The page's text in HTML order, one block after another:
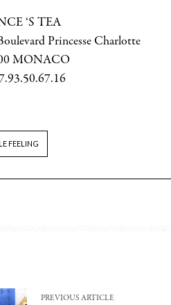
‘S TEA
Princesse Charlotte
MONACO
FEELING
PREVIOUS ARTICLE